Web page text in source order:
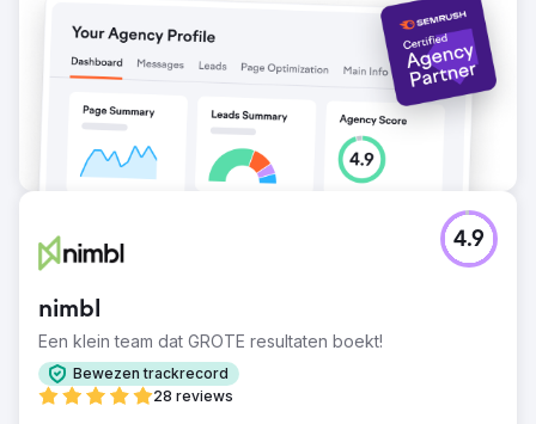
nimbl
Een klein team dat GROTE resultaten boekt!
Bewezen trackrecord
28 reviews
4.9